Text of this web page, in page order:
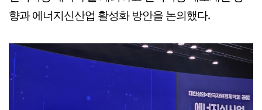
향과 에너지신산업 활성화 방안을 논의했다.